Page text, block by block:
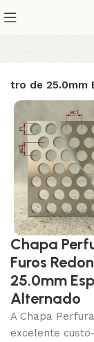
de 25.0mm
Chapa
Furos
25.0mm
Alternado
A Chapa
excelente